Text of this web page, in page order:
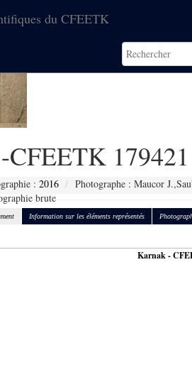
du CFEETK
CFEETK 179421
: 2016
Photographe : Maucor
brute
Information sur les éléments représentés